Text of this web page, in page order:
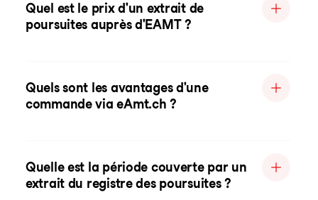
Quel est le prix d'un extrait de
poursuites auprès d'EAMT ?
Quels sont les avantages d'une
commande via eAmt.ch ?
Quelle est la période couverte par un
extrait du registre des poursuites ?